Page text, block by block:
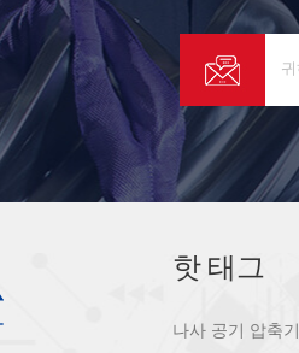
핫 태그
나사 공기 압축기